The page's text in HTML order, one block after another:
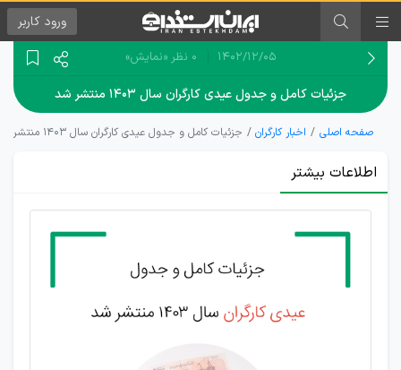
ورود کاربر
۱۴۰۲/۱۲/۰۵ 0 نظر «نمایش»
جزئیات کامل و جدول عیدی کارگران سال ۱۴۰۳ منتشر شد
صفحه اصلی اخبار کارگران جزئیات کامل و جدول عیدی کارگران سال ۱۴۰۳ منتشر شد
اطلاعات بیشتر